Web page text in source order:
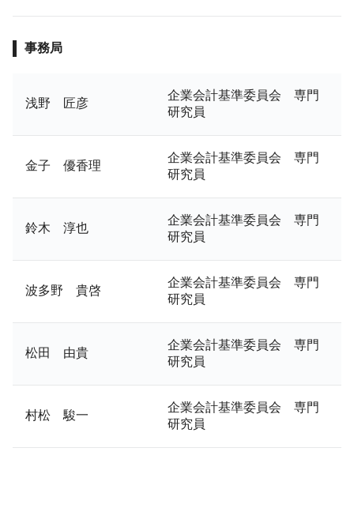
事務局
浅野 匠彦
企業会計基準委員会 専門
研究員
金子 優香理
企業会計基準委員会 専門
研究員
鈴木 淳也
企業会計基準委員会 専門
研究員
波多野 貴啓
企業会計基準委員会 専門
研究員
松田 由貴
企業会計基準委員会 専門
研究員
村松 駿一
企業会計基準委員会 専門
研究員